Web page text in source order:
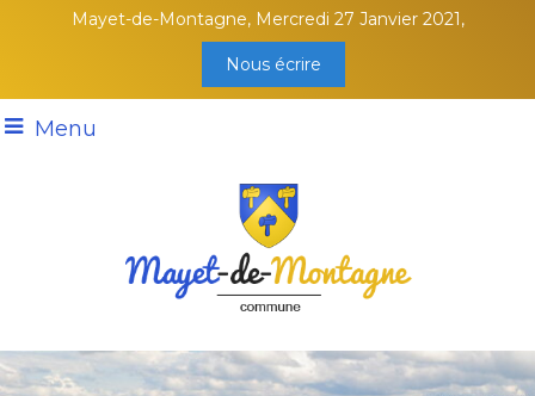
Mayet-de-Montagne, Mercredi 27 Janvier 2021,
Nous écrire
Menu